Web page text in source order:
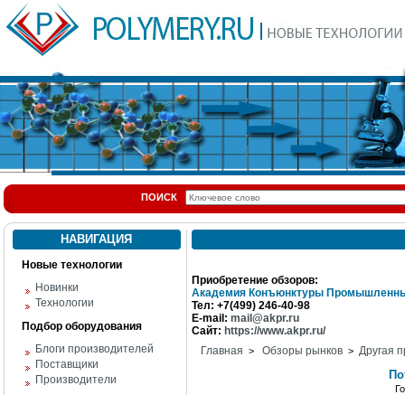
ПОИСК
НАВИГАЦИЯ
Новые технологии
Новинки
Технологии
Подбор оборудования
Блоги производителей
Поставщики
Производители
Приобретение обзоров:
Академия Конъюнктуры
Тел: +7(499) 246-40-98
E-mail: mail@akpr.ru
Сайт: https://www.akpr.ru/
Главная > Обзоры рынков > Другая